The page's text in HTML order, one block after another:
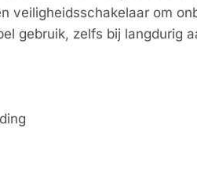
veiligheidsschakelaar om
gebruik, zelfs bij langdurig